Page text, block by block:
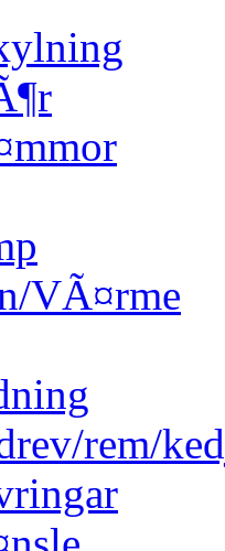
VÃ¤rme
rem/